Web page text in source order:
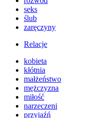
seks
ślub
zaręczyny
Relacje
kobieta
kłótnia
małżeństwo
mężczyzna
miłość
narzeczeni
przyjaźń